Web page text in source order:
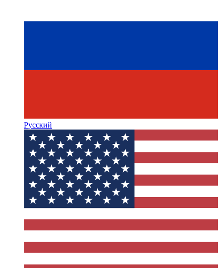
Русский